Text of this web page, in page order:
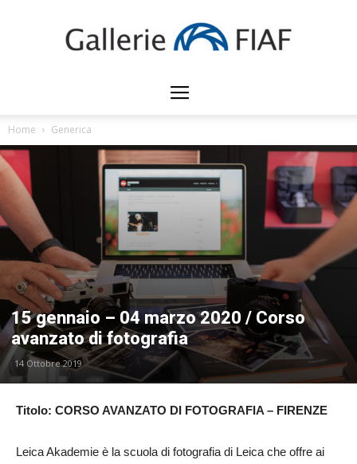
Gallerie
FIAF
Home Generica
15 gennaio – 04 marzo 2020 / Corso
avanzato di fotografia
14 Ottobre 2019
Titolo: CORSO AVANZATO DI FOTOGRAFIA – FIRENZE
Leica Akademie è la scuola di fotografia di Leica che offre ai